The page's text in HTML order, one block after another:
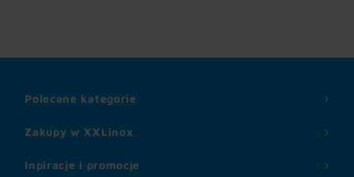
Zakupy w XXLinox
Inpiracje i promocje
Polecane kategorie